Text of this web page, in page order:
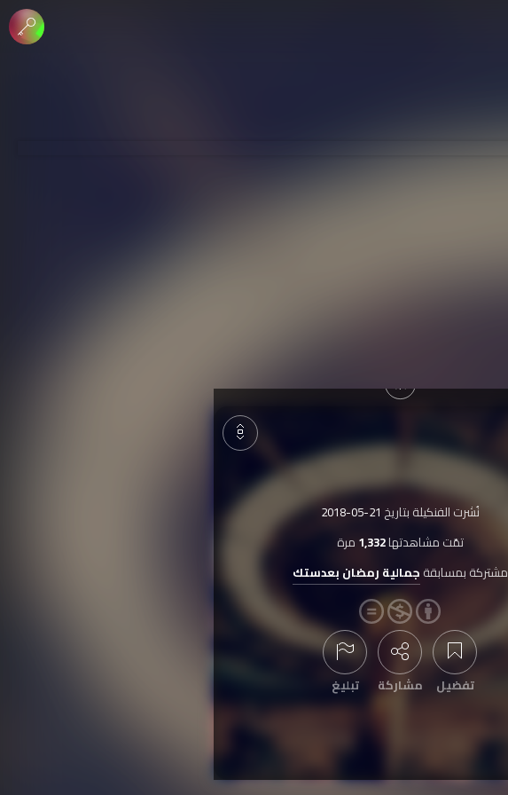
نُشرت الفنكيلة بتاريخ 2018-05-21
تمّت مشاهدتها1,332 مرة
مشتركة بمسابقة جمالية رمضان بعدستك
تفضيل مشاركة تبليغ